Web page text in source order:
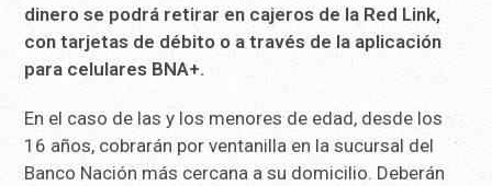
dinero se podrá retirar en cajeros de la Red Link,
con tarjetas de débito o a través de la aplicación
para celulares BNA+.
En el caso de las y los menores de edad, desde los
16 años, cobrarán por ventanilla en la sucursal del
Banco Nación más cercana a su domicilio. Deberán